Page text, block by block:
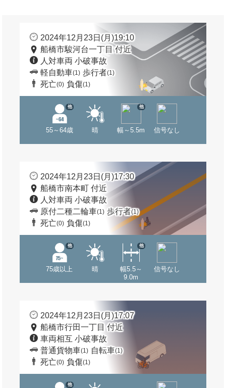
2024年12月23日(月)19:10
船橋市駿河台一丁目 付近
人対車両 小破事故
軽自動車(1) 歩行者(1)
死亡(0) 負傷(1)
55～64歳
他
晴 幅～5.5m
他
信号なし
2024年12月23日(月)17:30
船橋市南本町 付近
人対車両 小破事故
原付二種二輪車(1) 歩行者(1)
死亡(0) 負傷(1)
75歳以上
他
晴
幅5.5～
9.0m
他
信号なし
2024年12月23日(月)17:07
船橋市行田一丁目 付近
車両相互 小破事故
普通貨物車(1) 自転車(1)
死亡(0) 負傷(1)
他